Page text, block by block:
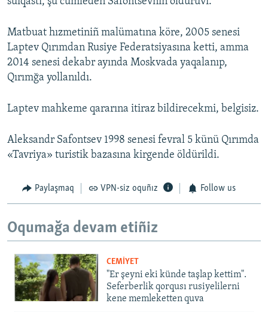
Matbuat hızmetiniñ malümatına köre, 2005 senesi
Laptev Qırımdan Rusiye Federatsiyasına ketti, amma
2014 senesi dekabr ayında Moskvada yaqalanıp,
Qırımğa yollanıldı.
Laptev mahkeme qararına itiraz bildirecekmi, belgisiz.
Aleksandr Safontsev 1998 senesi fevral 5 künü Qırımda
«Tavriya» turistik bazasına kirgende öldürildi.
Paylaşmaq VPN-siz oquñız Follow us
Oqumağa devam etiñiz
CEMİYET
"Er şeyni eki künde taşlap kettim".
Seferberlik qorqusı rusiyelilerni
kene memleketten quva